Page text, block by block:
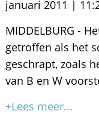
januari 2011 |
MIDDELBURG -
getroffen als het
geschrapt, zoals
van B en W
+Lees meer...